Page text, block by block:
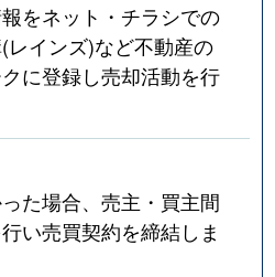
をネット・チラシでの
レインズ)など不動産の
に登録し売却活動を行
た場合、売主・買主間
い売買契約を締結しま